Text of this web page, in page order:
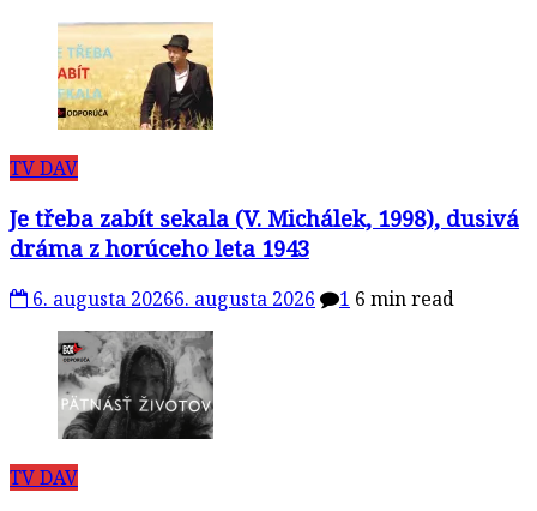
TV DAV
Je třeba zabít sekala (V. Michálek, 1998), dusivá
dráma z horúceho leta 1943
6. augusta 20266. augusta 2026 1 6 min read
TV DAV